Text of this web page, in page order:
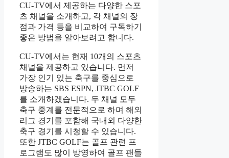
CU-TV에서 제공하는 다양한 스포
츠 채널을 소개하고, 각 채널의 장
점과 가격 등을 비교하여 구독하기
좋은 방법을 알아보려고 합니다.
CU-TV에서는 현재 10개의 스포츠
채널을 제공하고 있습니다. 먼저
가장 인기 있는 축구를 중심으로
방송하는 SBS ESPN, JTBC GOLF
를 소개하겠습니다. 두 채널 모두
축구 중계를 전문적으로 하며 해외
리그 경기를 포함해 국내외 다양한
축구 경기를 시청할 수 있습니다.
또한 JTBC GOLF는 골프 관련 프
로그램도 많이 방영하여 골프 팬들